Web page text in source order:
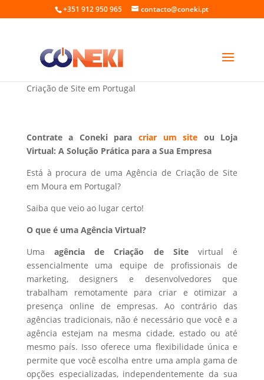
+351 912 950 965 contacto@coneki.pt
Criação de Site em Moura Portugal
Criação de Site em Portugal
Contrate a Coneki para criar um site ou Loja
Virtual: A Solução Prática para a Sua Empresa
Está à procura de uma Agência de Criação de Site
em Moura em Portugal?
Saiba que veio ao lugar certo!
O que é uma Agência Virtual?
Uma agência de Criação de Site virtual é
essencialmente uma equipe de profissionais de
marketing, designers e desenvolvedores que
trabalham remotamente para criar e otimizar a
presença online de empresas. Ao contrário das
agências tradicionais, não é necessário que você e a
agência estejam na mesma cidade, estado ou até
mesmo país. Isso oferece uma flexibilidade única e
permite que você escolha entre uma ampla gama de
opções especializadas, independentemente da sua